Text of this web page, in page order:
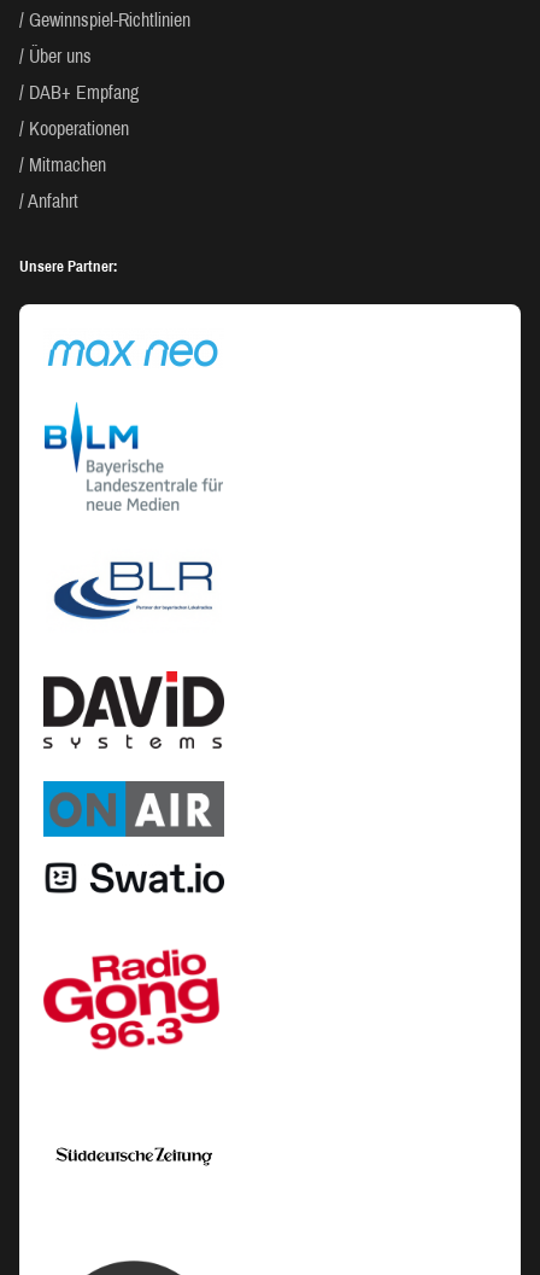
Gewinnspiel-Richtlinien
Über uns
DAB+ Empfang
Kooperationen
Mitmachen
Anfahrt
Unsere Partner: